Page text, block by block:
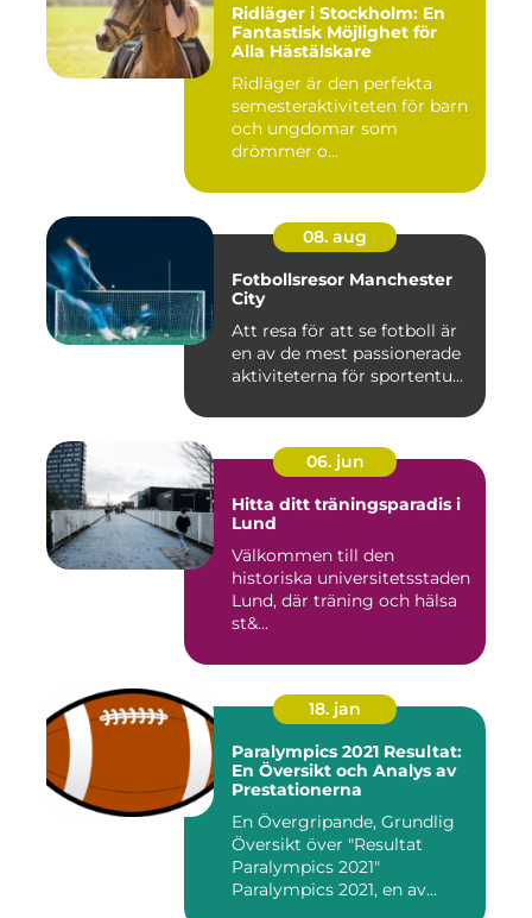
Ridläger i Stockholm: En
Fantastisk Möjlighet för
Alla Hästälskare
Ridläger är den perfekta
semesteraktiviteten för barn
och ungdomar som
drömmer o...
08. aug
Fotbollsresor Manchester
City
Att resa för att se fotboll är
en av de mest passionerade
aktiviteterna för sportentu...
06. jun
Hitta ditt träningsparadis i
Lund
Välkommen till den
historiska universitetsstaden
Lund, där träning och hälsa
st&...
18. jan
Paralympics 2021 Resultat:
En Översikt och Analys av
Prestationerna
En Övergripande, Grundlig
Översikt över "Resultat
Paralympics 2021"
Paralympics 2021, en av